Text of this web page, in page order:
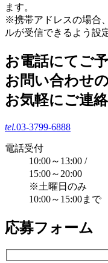
ます。
※携帯アドレスの場合
ルが受信できるよう設
お電話にてご
お問い合わせ
お気軽にご連
tel.03-3799-6888
電話受付
10:00～13:00 /
15:00～20:00
※土曜日のみ
10:00～15:00まで
応募フォーム